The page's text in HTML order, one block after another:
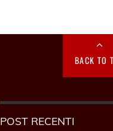
BACK TO
POST RECENTI